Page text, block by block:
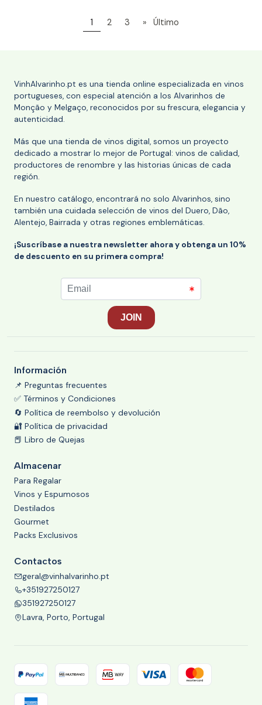
1 2 3 » Último
VinhAlvarinho.pt es una tienda online especializada en vinos
portugueses, con especial atención a los Alvarinhos de
Monção y Melgaço, reconocidos por su frescura, elegancia y
autenticidad.
Más que una tienda de vinos digital, somos un proyecto
dedicado a mostrar lo mejor de Portugal: vinos de calidad,
productores de renombre y las historias únicas de cada
región.
En nuestro catálogo, encontrará no solo Alvarinhos, sino
también una cuidada selección de vinos del Duero, Dão,
Alentejo, Bairrada y otras regiones emblemáticas.
¡Suscríbase a nuestra newsletter ahora y obtenga un 10%
de descuento en su primera compra!
Información
📌 Preguntas frecuentes
✅ Términos y Condiciones
🔄 Política de reembolso y devolución
🔐 Política de privacidad
📕 Libro de Quejas
Almacenar
Para Regalar
Vinos y Espumosos
Destilados
Gourmet
Packs Exclusivos
Contactos
geral@vinhalvarinho.pt
+351927250127
351927250127
Lavra, Porto, Portugal